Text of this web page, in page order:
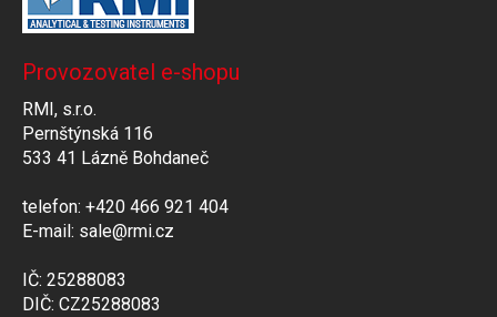
Provozovatel e-shopu
RMI, s.r.o.
Pernštýnská 116
533 41 Lázně Bohdaneč
telefon: +420 466 921 404
E-mail: sale@rmi.cz
IČ: 25288083
DIČ: CZ25288083